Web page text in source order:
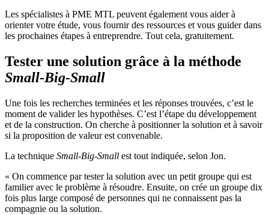
Les spécialistes à PME MTL peuvent également vous aider à
orienter votre étude, vous fournir des ressources et vous guider dans
les prochaines étapes à entreprendre. Tout cela, gratuitement.
Tester une solution grâce à la méthode
Small-Big-Small
Une fois les recherches terminées et les réponses trouvées, c’est le
moment de valider les hypothèses. C’est l’étape du développement
et de la construction. On cherche à positionner la solution et à savoir
si la proposition de valeur est convenable.
La technique Small-Big-Small est tout indiquée, selon Jon.
« On commence par tester la solution avec un petit groupe qui est
familier avec le problème à résoudre. Ensuite, on crée un groupe dix
fois plus large composé de personnes qui ne connaissent pas la
compagnie ou la solution.